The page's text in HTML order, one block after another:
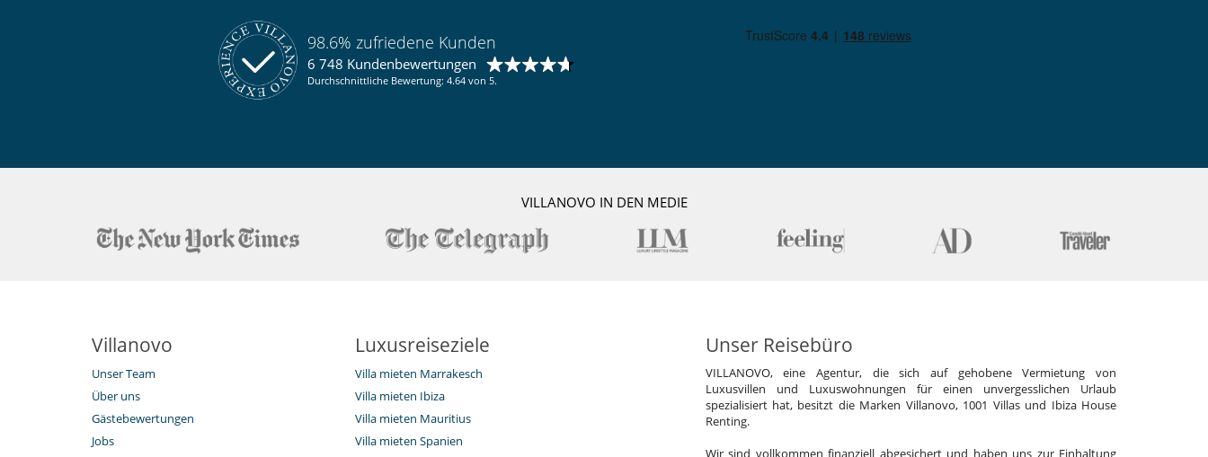
98.6% zufriedene Kunden
6 748 Kundenbewertungen
Durchschnittliche Bewertung: 4.64 von 5.
VILLANOVO IN DEN MEDIE
Villanovo
Unser Team
Über uns
Gästebewertungen
Jobs
Luxusreiseziele
Villa mieten Marrakesch
Villa mieten Ibiza
Villa mieten Mauritius
Villa mieten Spanien
Unser Reisebüro
VILLANOVO, eine Agentur, die sich auf gehobene Vermietung von
Luxusvillen und Luxuswohnungen für einen unvergesslichen Urlaub
spezialisiert hat, besitzt die Marken Villanovo, 1001 Villas und Ibiza House
Renting.
Wir sind vollkommen finanziell abgesichert und haben uns zur Einhaltung